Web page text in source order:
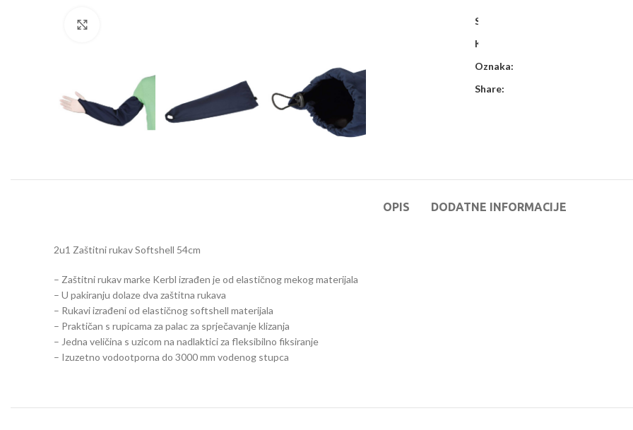
SKU:
Kategorije:
Oznaka:
Share:
OPIS DODATNE INFORMACIJE
2u1 Zaštitni rukav Softshell 54cm
– Zaštitni rukav marke Kerbl izrađen je od elastičnog mekog materijala
– U pakiranju dolaze dva zaštitna rukava
– Rukavi izrađeni od elastičnog softshell materijala
– Praktičan s rupicama za palac za sprječavanje klizanja
– Jedna veličina s uzicom na nadlaktici za fleksibilno fiksiranje
– Izuzetno vodootporna do 3000 mm vodenog stupca